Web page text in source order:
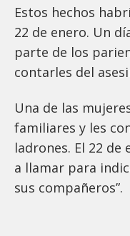
Estos hechos
22 de enero. Un
parte de los
contarles del
Una de las
familiares y les
ladrones. El 22
a llamar para
sus compañeros”.